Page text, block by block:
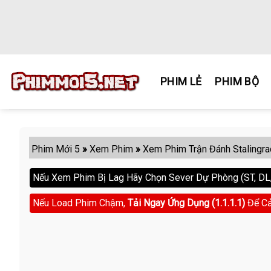
PHIM LẺ PHIM BỘ
Phim Mới 5 » Xem Phim » Xem Phim Trận Đánh
Nếu Xem Phim Bị Lag Hãy Chọn Sever Dự Phòng (ST,
Nếu Load Phim Chậm, Tải Ngay Ứng Dụng (1.1.1.1) Để